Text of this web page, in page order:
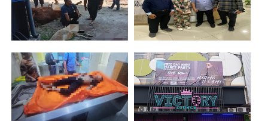
KNPI Kota Tangerang
Qurbankan 1 Sap[...]
Diduga Asisten Rumah Tangga
Jadi Ko[...]